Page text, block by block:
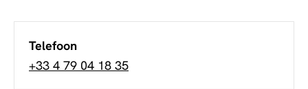
Telefoon
+33 4 79 04 18 35